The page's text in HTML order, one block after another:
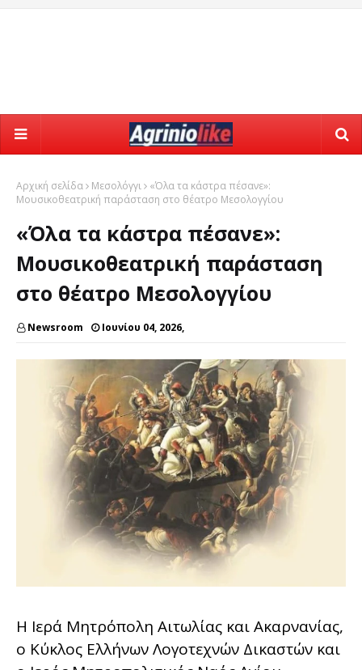
Αρχική σελίδα Μεσολόγγι
«Όλα τα κάστρα πέσανε»:
Μουσικοθεατρική παράσταση στο θέατρο Μεσολογγίου
«Όλα τα κάστρα πέσανε»:
Μουσικοθεατρική παράσταση
στο θέατρο Μεσολογγίου
Newsroom Ιουνίου 04, 2026,
Η Ιερά Μητρόπολη Αιτωλίας και Ακαρνανίας,
ο Κύκλος Ελλήνων Λογοτεχνών Δικαστών και